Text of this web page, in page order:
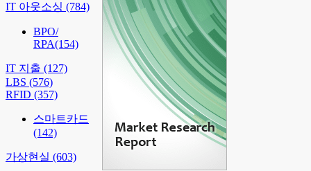
IT 아웃소싱 (784)
BPO/
RPA(154)
IT 지출 (127)
LBS (576)
RFID (357)
스마트카드
(142)
가상현실 (603)